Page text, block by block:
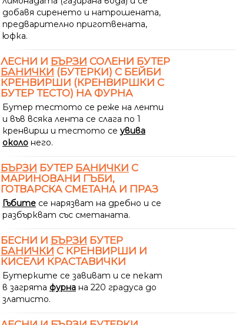
добавя сиренето и натрошената,
предварително приготвената,
юфка.
ЛЕСНИ И БЪРЗИ СОЛЕНИ БУТЕР
БАНИЧКИ (БУТЕРКИ) С БЕЙБИ
КРЕНВИРШИ (КРЕНВИРШКИ С
БУТЕР ТЕСТО) НА ФУРНА
Бутер тестото се реже на ленти
и във всяка лента се слага по 1
кренвирш и тестото се увива
около него.
БЪРЗИ БУТЕР БАНИЧКИ С
МАРИНОВАНИ ГЪБИ,
ГОТВАРСКА СМЕТАНА И ПРАЗ
Гъбите се нарязват на дребно и се
разбъркват със сметаната.
БЕСНИ И БЪРЗИ БУТЕР
БАНИЧКИ С КРЕНВИРШИ И
КИСЕЛИ КРАСТАВИЧКИ
Бутерките се завиват и се пекат
в загрята фурна на 220 градуса до
златисто.